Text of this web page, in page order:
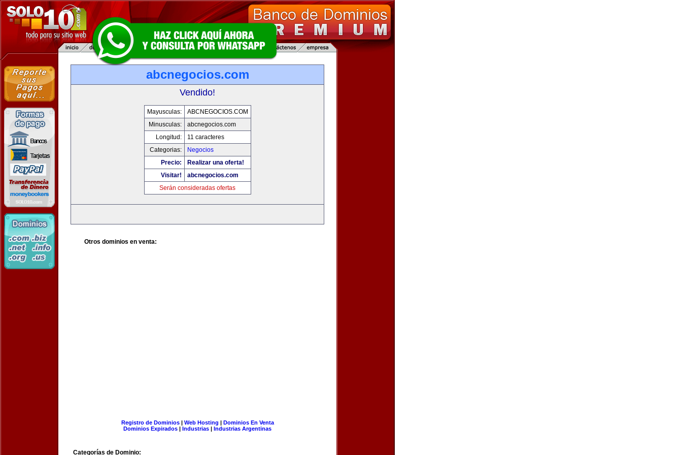
abcnegocios.com
Vendido!
Mayusculas:
ABCNEGOCIOS.COM
Minusculas:
abcnegocios.com
Longitud:
11 caracteres
Categorias:
Negocios
Precio:
Realizar una oferta!
Visitar!
abcnegocios.com
Serán consideradas ofertas
Otros dominios en venta:
Registro de Dominios| Web Hosting | Dominios En Venta
Dominios Expirados | Industrias | Industrias Argentinas
Categorías de Dominio: